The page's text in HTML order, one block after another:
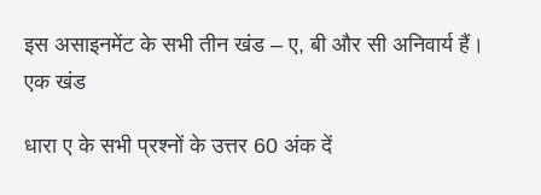
इस असाइनमेंट के सभी तीन खंड – ए, बी और सी अनिवार्य हैं।
एक खंड
धारा ए के सभी प्रश्नों के उत्तर 60 अंक दें